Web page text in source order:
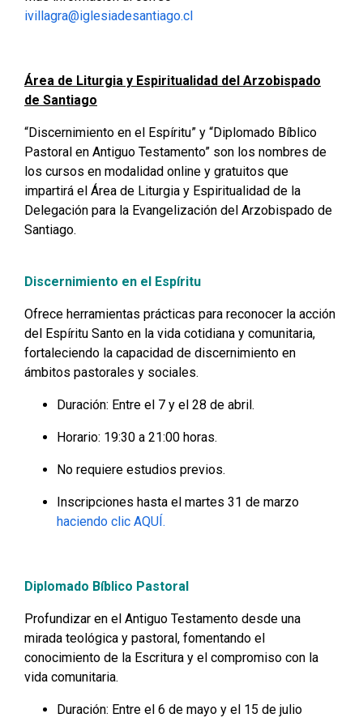
ivillagra@iglesiadesantiago.cl
Área de Liturgia y Espiritualidad del Arzobispado
de Santiago
“Discernimiento en el Espíritu” y “Diplomado Bíblico
Pastoral en Antiguo Testamento” son los nombres de
los cursos en modalidad online y gratuitos que
impartirá el Área de Liturgia y Espiritualidad de la
Delegación para la Evangelización del Arzobispado de
Santiago.
Discernimiento en el Espíritu
Ofrece herramientas prácticas para reconocer la acción
del Espíritu Santo en la vida cotidiana y comunitaria,
fortaleciendo la capacidad de discernimiento en
ámbitos pastorales y sociales.
Duración: Entre el 7 y el 28 de abril.
Horario: 19:30 a 21:00 horas.
No requiere estudios previos.
Inscripciones hasta el martes 31 de marzo
haciendo clic AQUÍ.
Diplomado Bíblico Pastoral
Profundizar en el Antiguo Testamento desde una
mirada teológica y pastoral, fomentando el
conocimiento de la Escritura y el compromiso con la
vida comunitaria.
Duración: Entre el 6 de mayo y el 15 de julio